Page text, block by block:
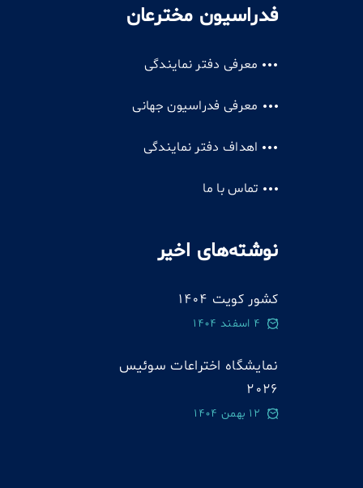
فدراسیون مخترعان
معرفی دفتر نمایندگی
معرفی فدراسیون جهانی
اهداف دفتر نمایندگی
تماس با ما
نوشته‌های اخیر
کشور کویت 1404
4 اسفند 1404
نمایشگاه اختراعات سوئيس
2026
12 بهمن 1404